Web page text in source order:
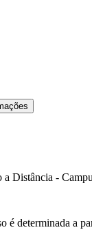
Distância -
é determinada a